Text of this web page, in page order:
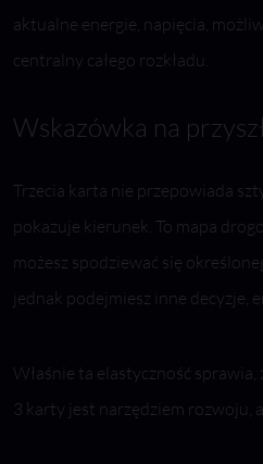
aktualne energie, napięcia,
centralny całego rozkładu.
Wskazówka na
Trzecia karta nie przepowiada
pokazuje kierunek. To mapa
możesz spodziewać się
jednak podejmiesz inne decyzje,
Właśnie ta elastyczność
3 karty jest narzędziem rozwoju,